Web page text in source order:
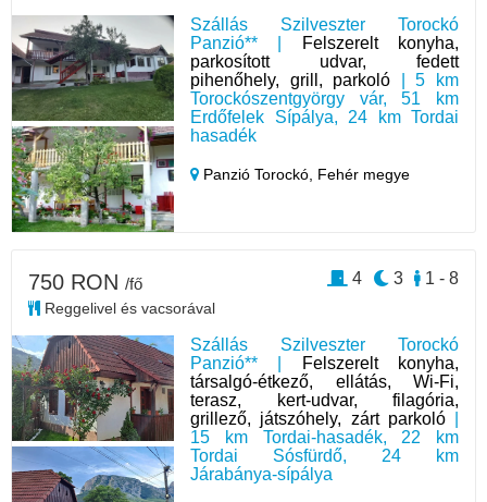
Szállás Szilveszter Torockó
Panzió** |
Felszerelt konyha,
parkosított udvar, fedett
pihenőhely, grill, parkoló | 5 km
Torockószentgyörgy vár, 51 km
Erdőfelek Sípálya, 24 km Tordai
hasadék
Panzió Torockó, Fehér megye
Szállás Szilveszter Torockó
Panzió** |
Felszerelt konyha,
társalgó-étkező, ellátás, Wi-Fi,
terasz, kert-udvar, filagória,
grillező, játszóhely, zárt parkoló|
15 km Tordai-hasadék, 22 km
Tordai Sósfürdő, 24 km
Járabánya-sípálya
750 RON /fő
Reggelivel és vacsorával
1 - 8
3
4